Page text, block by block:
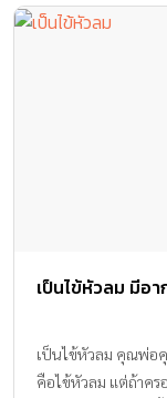
เป็นไข้หัวลม มีอา
เป็นไข้หัวลม คุณพ่อ
คือไข้หัวลม แต่ถ้าคร